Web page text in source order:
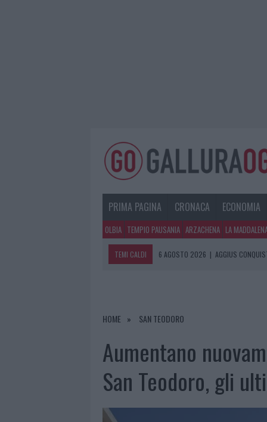
PRIMA PAGINA CRONACA ECONOMIA
OLBIA TEMPIO PAUSANIA ARZACHENA LA
TEMI CALDI 6 AGOSTO 2026 | AGGIUS
6 AGOSTO 2026 | METEO OLBIA 7 AGOSTO, SOLE E
HOME SAN TEODORO
Aumentano
San Teodoro, gli